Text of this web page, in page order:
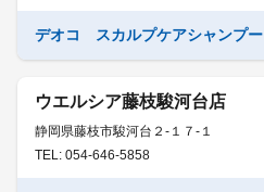
デオコ スカルプケアシャンプー
ウエルシア藤枝駿河台店
静岡県藤枝市駿河台２-１７-１
TEL: 054-646-5858